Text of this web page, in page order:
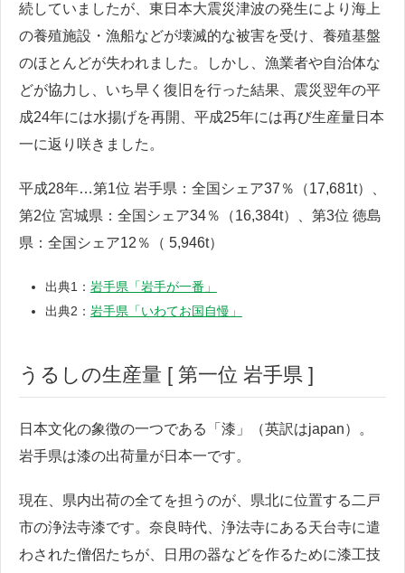
続していましたが、東日本大震災津波の発生により海上
の養殖施設・漁船などが壊滅的な被害を受け、養殖基盤
のほとんどが失われました。しかし、漁業者や自治体な
どが協力し、いち早く復旧を行った結果、震災翌年の平
成24年には水揚げを再開、平成25年には再び生産量日本
一に返り咲きました。
平成28年…第1位 岩手県：全国シェア37％（17,681t）、
第2位 宮城県：全国シェア34％（16,384t）、第3位 徳島
県：全国シェア12％（ 5,946t）
出典1： 岩手県「岩手が一番」
出典2： 岩手県「いわてお国自慢」
うるしの生産量 [ 第一位 岩手県 ]
日本文化の象徴の一つである「漆」（英訳はjapan）。
岩手県は漆の出荷量が日本一です。
現在、県内出荷の全てを担うのが、県北に位置する二戸
市の浄法寺漆です。奈良時代、浄法寺にある天台寺に遣
わされた僧侶たちが、日用の器などを作るために漆工技